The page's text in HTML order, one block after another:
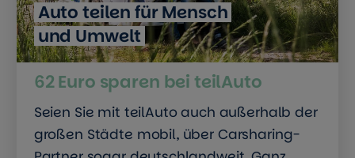
Auto teilen für Mensch
und Umwelt
62 Euro sparen bei teilAuto
Seien Sie mit teilAuto auch außerhalb der
großen Städte mobil, über Carsharing-